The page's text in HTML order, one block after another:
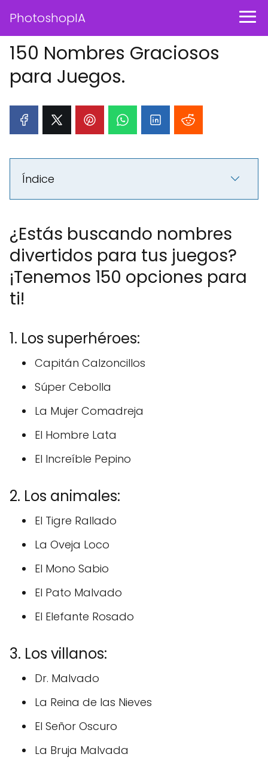
PhotoshopIA
150 Nombres Graciosos
para Juegos.
Índice
¿Estás buscando nombres
divertidos para tus juegos?
¡Tenemos 150 opciones para
ti!
1. Los superhéroes:
Capitán Calzoncillos
Súper Cebolla
La Mujer Comadreja
El Hombre Lata
El Increíble Pepino
2. Los animales:
El Tigre Rallado
La Oveja Loco
El Mono Sabio
El Pato Malvado
El Elefante Rosado
3. Los villanos:
Dr. Malvado
La Reina de las Nieves
El Señor Oscuro
La Bruja Malvada